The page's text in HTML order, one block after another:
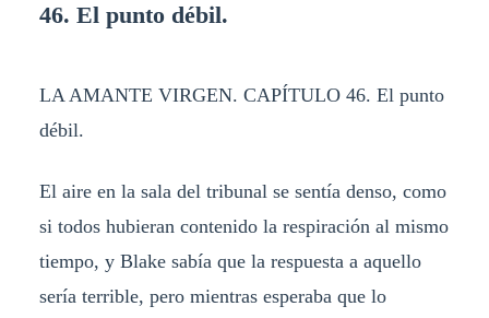
46. El punto débil.
LA AMANTE VIRGEN. CAPÍTULO 46. El punto
débil.
El aire en la sala del tribunal se sentía denso, como
si todos hubieran contenido la respiración al mismo
tiempo, y Blake sabía que la respuesta a aquello
sería terrible, pero mientras esperaba que lo